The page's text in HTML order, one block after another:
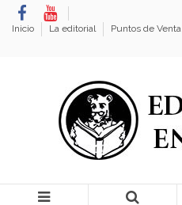
Inicio La editorial Puntos de Venta